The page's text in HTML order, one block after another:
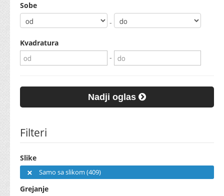
Sobe
-
Kvadratura
-
Nadji oglas
Filteri
Slike
Samo sa slikom (409)
Grejanje